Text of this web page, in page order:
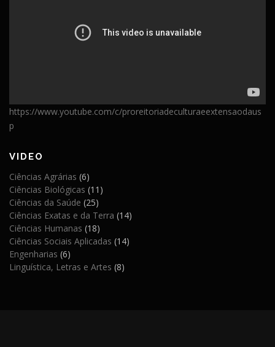
https://www.youtube.com/c/proreitoriadeculturaeextensaodaus
p
VIDEO
Ciências Agrárias (6)
Ciências Biológicas (11)
Ciências da Saúde (25)
Ciências Exatas e da Terra (14)
Ciências Humanas (18)
Ciências Sociais Aplicadas (14)
Engenharias (6)
Linguística, Letras e Artes (8)